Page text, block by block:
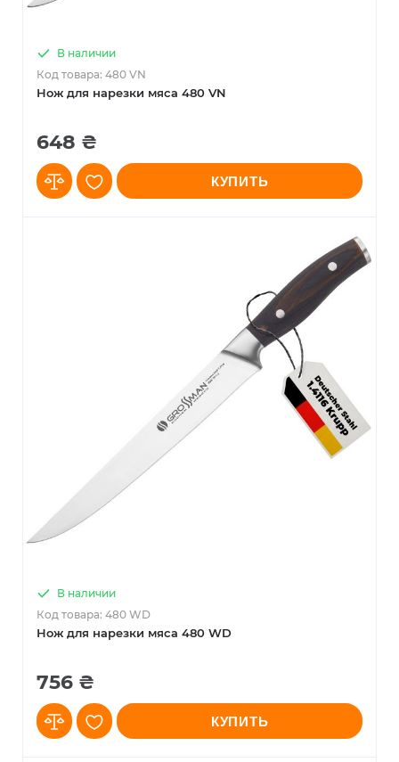
Нож для нарезки мяса 480 VN
В наличии
Код товара: 480 VN
648 ₴
КУПИТЬ
Нож для нарезки мяса 480 WD
В наличии
Код товара: 480 WD
756 ₴
КУПИТЬ